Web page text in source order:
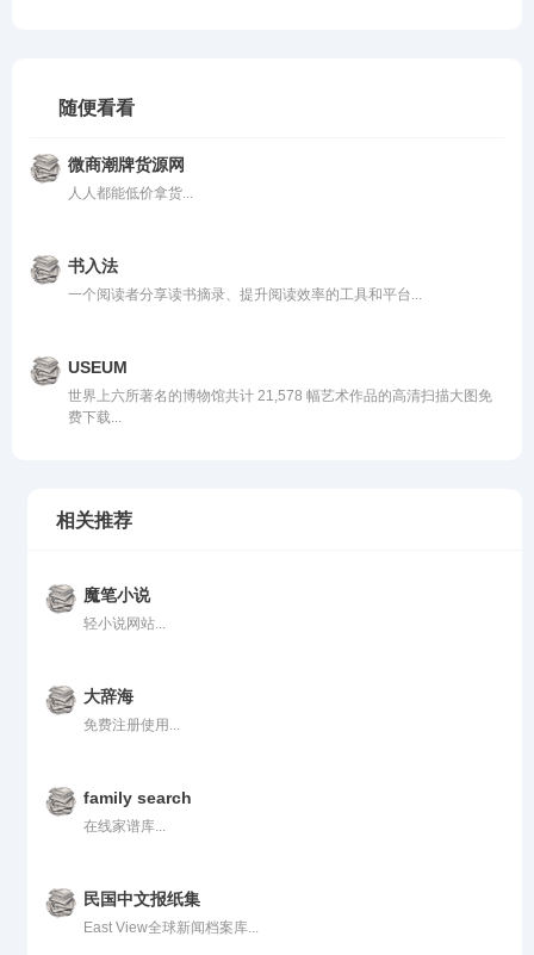
随便看看
微商潮牌货源网
人人都能低价拿货...
书入法
一个阅读者分享读书摘录、提升阅读效率的工具和平台...
USEUM
世界上六所著名的博物馆共计 21,578 幅艺术作品的高清扫描大图免
费下载...
相关推荐
魔笔小说
轻小说网站...
大辞海
免费注册使用...
family search
在线家谱库...
民国中文报纸集
East View全球新闻档案库...